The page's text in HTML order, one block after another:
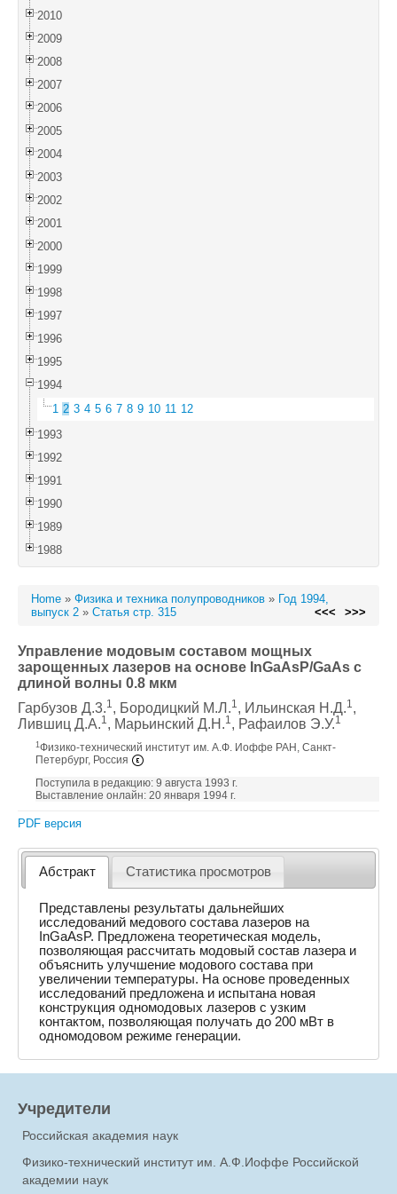
2010
2009
2008
2007
2006
2005
2004
2003
2002
2001
2000
1999
1998
1997
1996
1995
1994
1 2 3 4 5 6 7 8 9 10 11 12
1993
1992
1991
1990
1989
1988
Home » Физика и техника полупроводников » Год 1994,
выпуск 2 » Статья стр. 315 <<< >>>
Управление модовым составом мощных
зарощенных лазеров на основе InGaAsP/GaAs с
длиной волны 0.8 мкм
Гарбузов Д.3.1, Бородицкий М.Л.1, Ильинская Н.Д.1,
Лившиц Д.А.1, Марьинский Д.Н.1, Рафаилов Э.У.1
1 Физико-технический институт им. А.Ф. Иоффе РАН, Санкт-
Петербург, Россия
Поступила в редакцию: 9 августа 1993 г.
Выставление онлайн: 20 января 1994 г.
PDF версия
Абстракт Статистика просмотров
Представлены результаты дальнейших
исследований медового состава лазеров на
InGaAsP. Предложена теоретическая модель,
позволяющая рассчитать модовый состав лазера и
объяснить улучшение модового состава при
увеличении температуры. На основе проведенных
исследований предложена и испытана новая
конструкция одномодовых лазеров с узким
контактом, позволяющая получать до 200 мВт в
одномодовом режиме генерации.
Учредители
Российская академия наук
Физико-технический институт им. А.Ф.Иоффе Российской
академии наук